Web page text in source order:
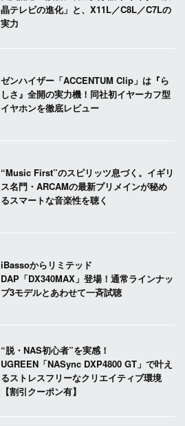
晶テレビの進化」と、X11L／C8L／C7Lの
実力
ゼンハイザー「ACCENTUM Clip」は『ら
しさ』全開の実力機！同社初イヤーカフ型
イヤホンを徹底レビュー
“Music First”のスピリッツ息づく。イギリ
ス名門・ARCAMの最新プリメインが秘め
るスマートな音楽性を聴く
iBassoからリミテッド
DAP「DX340MAX」登場！通常ラインナッ
プ3モデルとあわせて一斉試聴
“脱・NAS初心者”を実感！
UGREEN「NASync DXP4800 GT」で叶え
るストレスフリーなクリエイティブ環境
【割引クーポン有】